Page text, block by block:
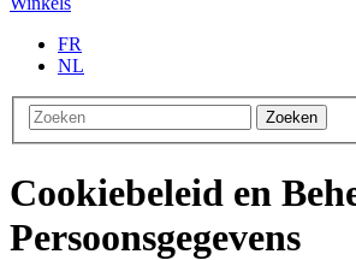
FR
NL
Zoeken
Cookiebeleid en
Persoonsgegevens